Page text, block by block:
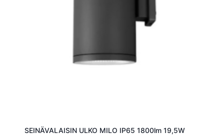
SEINÄVALAISIN ULKO MILO IP65 1800lm 19,5W